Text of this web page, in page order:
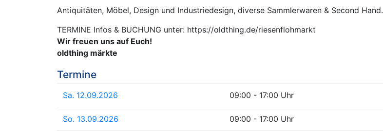
Antiquitäten, Möbel, Design und Industriedesign, diverse Sammlerwaren & Second Hand.
TERMINE Infos & BUCHUNG unter: https://oldthing.de/riesenflohmarkt
Wir freuen uns auf Euch!
oldthing märkte
Termine
Sa. 12.09.2026 09:00 - 17:00 Uhr
So. 13.09.2026 09:00 - 17:00 Uhr